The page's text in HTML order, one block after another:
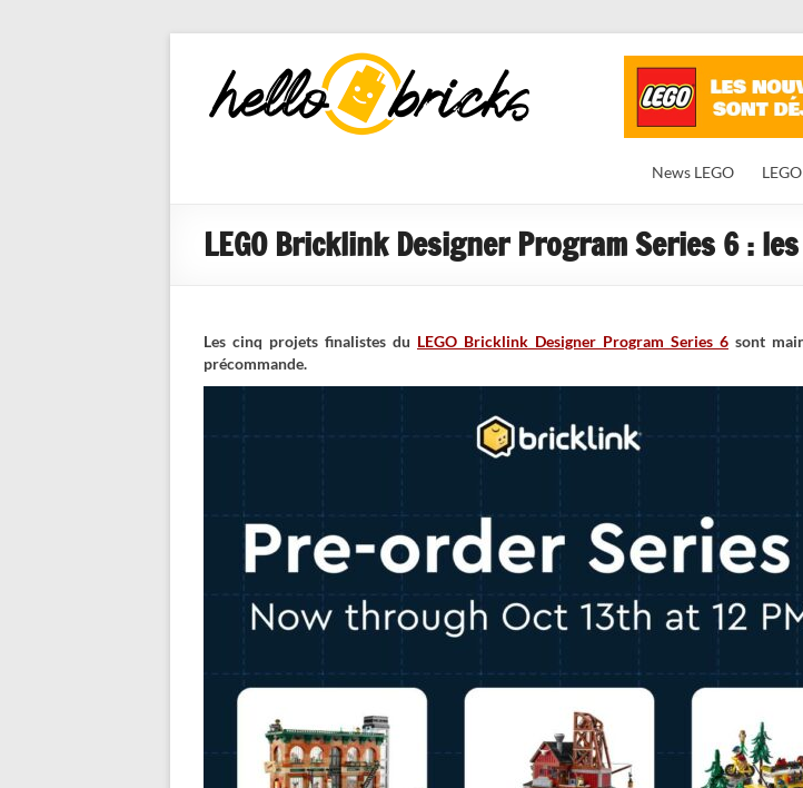
HelloBricks
Blog LEGO,
nouveaut�s
News LEGO
LEGO Bricklink Designer Program Series 6 :
Les cinq projets finalistes du LEGO Bricklink Designer Program Series 6 sont
précommande.